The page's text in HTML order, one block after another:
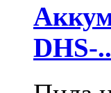
DHS-